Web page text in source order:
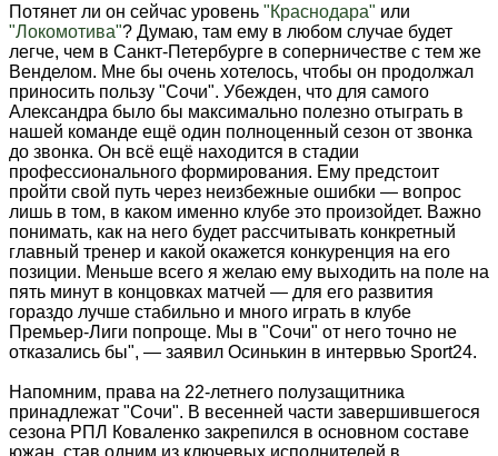
Потянет ли он сейчас уровень "Краснодара" или
"Локомотива"? Думаю, там ему в любом случае будет
легче, чем в Санкт-Петербурге в соперничестве с тем же
Венделом. Мне бы очень хотелось, чтобы он продолжал
приносить пользу "Сочи". Убежден, что для самого
Александра было бы максимально полезно отыграть в
нашей команде ещё один полноценный сезон от звонка
до звонка. Он всё ещё находится в стадии
профессионального формирования. Ему предстоит
пройти свой путь через неизбежные ошибки — вопрос
лишь в том, в каком именно клубе это произойдет. Важно
понимать, как на него будет рассчитывать конкретный
главный тренер и какой окажется конкуренция на его
позиции. Меньше всего я желаю ему выходить на поле на
пять минут в концовках матчей — для его развития
гораздо лучше стабильно и много играть в клубе
Премьер-Лиги попроще. Мы в "Сочи" от него точно не
отказались бы", — заявил Осинькин в интервью Sport24.
Напомним, права на 22-летнего полузащитника
принадлежат "Сочи". В весенней части завершившегося
сезона РПЛ Коваленко закрепился в основном составе
южан, став одним из ключевых исполнителей в